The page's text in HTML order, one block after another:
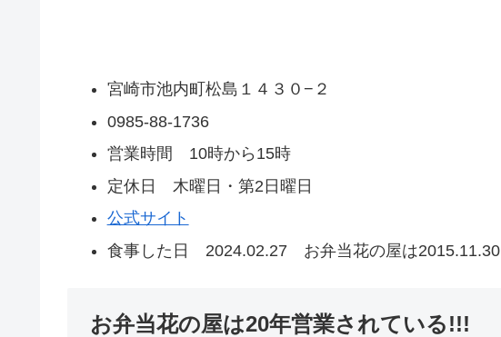
宮崎市池内町松島１４３０−２
0985-88-1736
営業時間 10時から15時
定休日 木曜日・第2日曜日
公式サイト
食事した日 2024.02.27 お弁当花の屋は2015.11.30
お弁当花の屋は20年営業されている!!!